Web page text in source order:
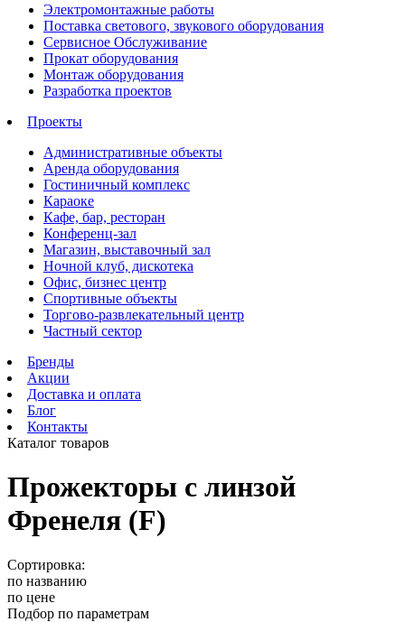
Электромонтажные работы
Поставка светового, звукового оборудования
Сервисное Обслуживание
Прокат оборудования
Монтаж оборудования
Разработка проектов
Проекты
Административные объекты
Аренда оборудования
Гостиничный комплекс
Караоке
Кафе, бар, ресторан
Конференц-зал
Магазин, выставочный зал
Ночной клуб, дискотека
Офис, бизнес центр
Спортивные объекты
Торгово-развлекательный центр
Частный сектор
Бренды
Акции
Доставка и оплата
Блог
Контакты
Каталог товаров
Прожекторы с линзой
Френеля (F)
Сортировка:
по названию
по цене
Подбор по параметрам